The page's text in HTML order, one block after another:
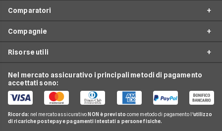
Prestiti
Conti e Carte
Telefonia Mobile
Pay TV
Noleggio Lungo Termine
Offerte Fibra
Offerte ADSL
Offerte Internet Casa
Offerte Internet Partita Iva
Internet senza linea fissa
Comparatori
Migliore Connessione Internet
Offerte Internet Satellitare
Internet Seconda Casa
Offerte Internet Illimitato
Compagnie
Vodafone
Fastweb
Linkem
Tiscali
Risorse utili
Verifica Copertura Fibra Ottica
Internet Speed Test
Guide Internet Casa
Argomenti in evidenza internet casa
Nel mercato assicurativo i principali metodi di pagamento
accettati sono:
Ricorda: nel mercato assicurativo NON è previsto come metodo di pagamento l'utilizzo
di ricariche postepay e pagamenti intestati a persone fisiche.